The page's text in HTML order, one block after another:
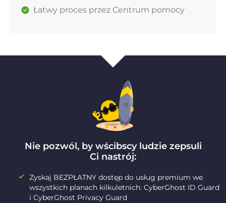
Łatwy proces przez Centrum pomocy
Nie pozwól, by wścibscy ludzie zepsuli
Ci nastrój:
Zyskaj BEZPŁATNY dostęp do usług premium we
wszystkich planach kilkuletnich: CyberGhost ID Guard
i CyberGhost Privacy Guard